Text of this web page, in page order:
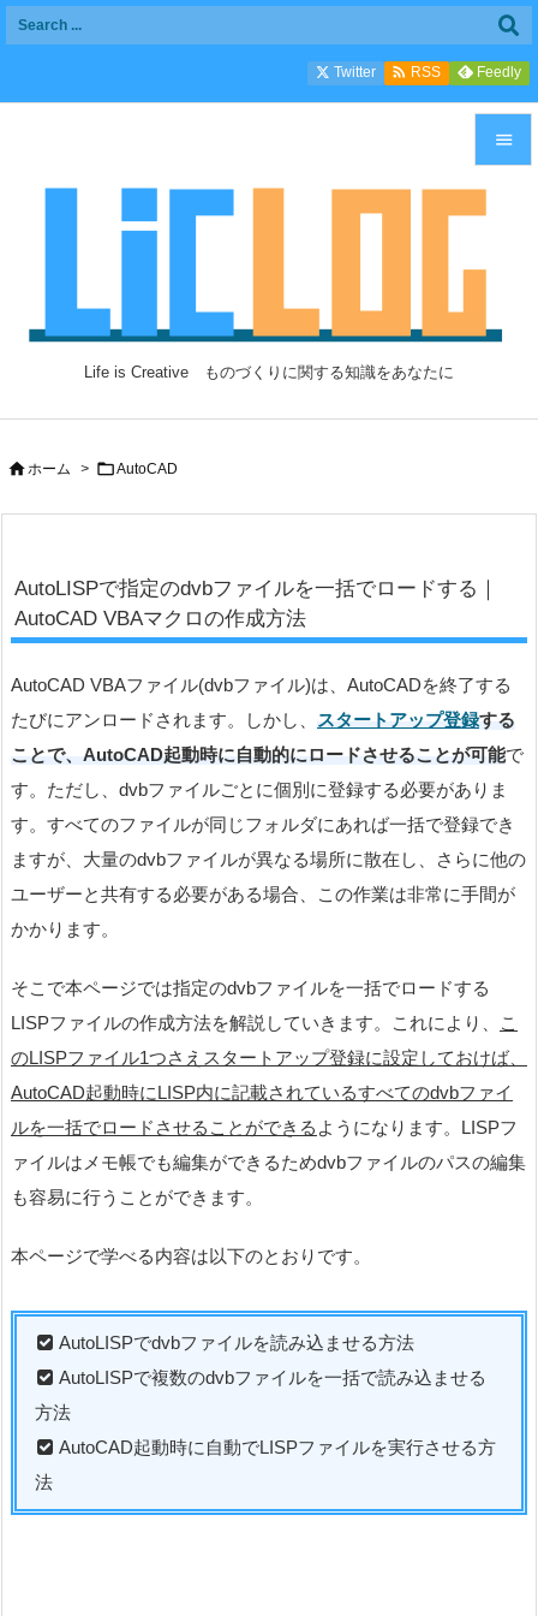
Life is Creative ものづくりに関する知識をあなたに

前へ

Twitter  RSS Feedly
ホーム > AutoCAD
AutoLISPで指定のdvbファイルを一括でロードする｜
AutoCAD VBAマクロの作成方法
AutoCAD VBAファイル(dvbファイル)は、AutoCADを終了する
たびにアンロードされます。しかし、
スタートアップ登録する
ことで、AutoCAD起動時に自動的にロードさせることが可能で
す。ただし、dvbファイルごとに個別に登録する必要がありま
す。すべてのファイルが同じフォルダにあれば一括で登録でき
ますが、大量のdvbファイルが異なる場所に散在し、さらに他の
ユーザーと共有する必要がある場合、この作業は非常に手間が
かかります。
そこで本ページでは指定のdvbファイルを一括でロードする
LISPファイルの作成方法を解説していきます。これにより、
こ
のLISPファイル1つさえスタートアップ登録に設定しておけば、
AutoCAD起動時にLISP内に記載されているすべてのdvbファイ
ルを一括でロードさせることができる ようになります。LISPフ
ァイルはメモ帳でも編集ができるためdvbファイルのパスの編集
も容易に行うことができます。
本ページで学べる内容は以下のとおりです。
AutoLISPでdvbファイルを読み込ませる方法
AutoLISPで複数のdvbファイルを一括で読み込ませる
方法
AutoCAD起動時に自動でLISPファイルを実行させる方
法